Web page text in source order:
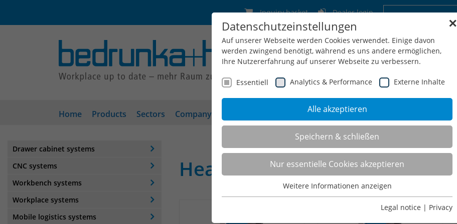
Dealer login
Inquiry basket
Switzerland
Home Products Sectors Company Configuration + Inquiry Shop
Drawer cabinet systems
CNC systems
Workbench systems
Workplace systems
Mobile logistics systems
Heavy-duty cabinets
✕
Datenschutzeinstellungen
Auf unserer Webseite werden Cookies verwendet. Einige davon
werden zwingend benötigt, während es uns andere ermöglichen,
Ihre Nutzererfahrung auf unserer Webseite zu verbessern.
Essentiell Analytics & Performance Externe Inhalte
Alle akzeptieren
Speichern & schließen
Nur essentielle Cookies akzeptieren
Essentielle Cookies werden für grundlegende Funktionen der
Weitere Informationen anzeigen
Legal notice | Privacy